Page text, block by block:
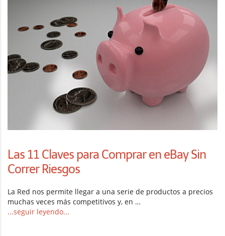
Las 11 Claves para Comprar en eBay Sin
Correr Riesgos
La Red nos permite llegar a una serie de productos a precios
muchas veces más competitivos y, en …
...seguir leyendo...